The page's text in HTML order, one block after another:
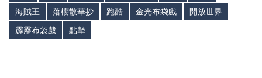
海賊王
落櫻散華抄 跑酷 金光布袋戲
開放世界
霹靂布袋戲
點擊